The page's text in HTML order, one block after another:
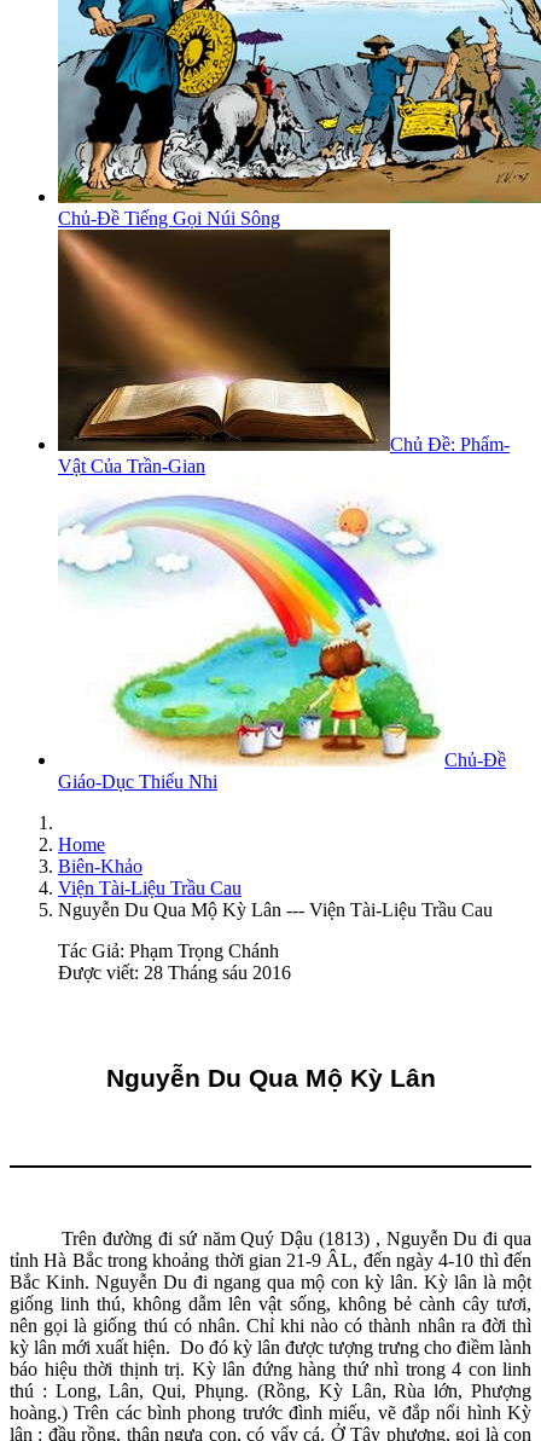
Chủ-Đề Tiếng Gọi Núi Sông
Chủ Đề: Phẩm-
Vật Của Trần-Gian
Chủ-Đề
Giáo-Dục Thiếu Nhi
Home
Biên-Khảo
Viện Tài-Liệu Trầu Cau
Nguyễn Du Qua Mộ Kỳ Lân --- Viện Tài-Liệu Trầu Cau
Tác Giả: Phạm Trọng Chánh
Được viết: 28 Tháng sáu 2016
Nguyễn Du Qua Mộ Kỳ Lân
Trên đường đi sứ năm Quý Dậu (1813) , Nguyễn Du đi qua
tỉnh Hà Bắc trong khoảng thời gian 21-9 ÂL, đến ngày 4-10 thì đến
Bắc Kinh. Nguyễn Du đi ngang qua mộ con kỳ lân. Kỳ lân là một
giống linh thú, không dẫm lên vật sống, không bẻ cành cây tươi,
nên gọi là giống thú có nhân. Chỉ khi nào có thành nhân ra đời thì
kỳ lân mới xuất hiện. Do đó kỳ lân được tượng trưng cho điềm lành
báo hiệu thời thịnh trị. Kỳ lân đứng hàng thứ nhì trong 4 con linh
thú : Long, Lân, Qui, Phụng. (Rồng, Kỳ Lân, Rùa lớn, Phượng
hoàng.) Trên các bình phong trước đình miếu, vẽ đắp nổi hình Kỳ
lân : đầu rồng, thân ngựa con, có vẩy cá. Ở Tây phương, gọi là con